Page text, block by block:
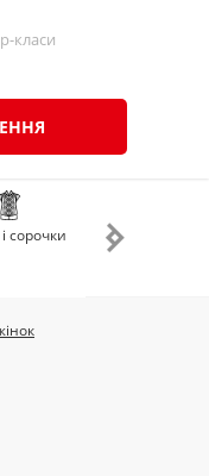
класи
сорочки
Штани, джинси,